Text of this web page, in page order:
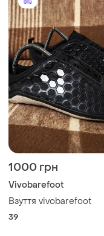
1000 грн
Vivobarefoot
Взуття vivobarefoot
39